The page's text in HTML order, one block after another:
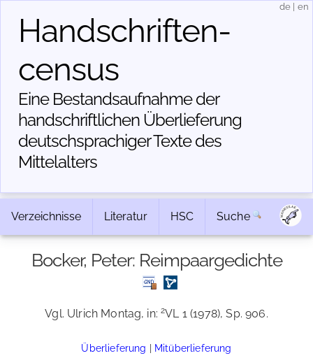
Handschriften­
census
Eine Bestandsaufnahme der
handschriftlichen Über­lieferung
deutschsprachiger Texte des
Mittelalters
de en
Verzeichnisse Literatur HSC Suche
Bocker, Peter: Reimpaargedichte
Vgl. Ulrich Montag, in:2VL 1 (1978), Sp. 906.
Überlieferung | Mitüberlieferung